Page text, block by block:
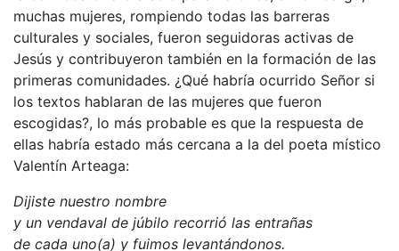
muchas mujeres, rompiendo todas las barreras
culturales y sociales, fueron seguidoras activas de
Jesús y contribuyeron también en la formación de las
primeras comunidades. ¿Qué habría ocurrido Señor si
los textos hablaran de las mujeres que fueron
escogidas?, lo más probable es que la respuesta de
ellas habría estado más cercana a la del poeta místico
Valentín Arteaga:
Dijiste nuestro nombre
y un vendaval de júbilo recorrió las entrañas
de cada uno(a) y fuimos levantándonos.